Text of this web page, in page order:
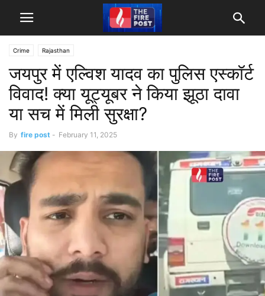
Crime Rajasthan
जयपुर में एल्विश यादव का पुलिस एस्कॉर्ट
विवाद! क्या यूट्यूबर ने किया झूठा दावा
या सच में मिली सुरक्षा?
By fire post - February 11, 2025